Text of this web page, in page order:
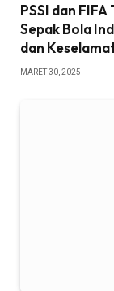
PSSI dan
Sepak Bola
dan
MARET 30, 2025